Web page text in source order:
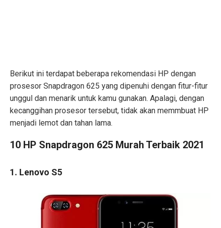
Berikut ini terdapat beberapa rekomendasi HP dengan
prosesor Snapdragon 625 yang dipenuhi dengan fitur-fitur
unggul dan menarik untuk kamu gunakan. Apalagi, dengan
kecanggihan prosesor tersebut, tidak akan memmbuat HP
menjadi lemot dan tahan lama.
10 HP Snapdragon 625 Murah Terbaik 2021
1. Lenovo S5